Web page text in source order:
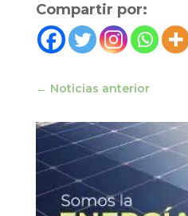
Compartir por:
← Noticias anterior